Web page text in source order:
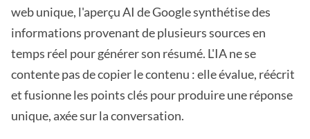
web unique, l'aperçu AI de Google synthétise des
informations provenant de plusieurs sources en
temps réel pour générer son résumé. L'IA ne se
contente pas de copier le contenu : elle évalue, réécrit
et fusionne les points clés pour produire une réponse
unique, axée sur la conversation.